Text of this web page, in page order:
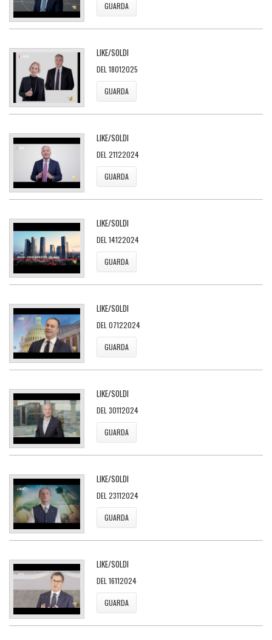
GUARDA
LIKE/SOLDI
DEL 18012025
GUARDA
LIKE/SOLDI
DEL 21122024
GUARDA
LIKE/SOLDI
DEL 14122024
GUARDA
LIKE/SOLDI
DEL 07122024
GUARDA
LIKE/SOLDI
DEL 30112024
GUARDA
LIKE/SOLDI
DEL 23112024
GUARDA
LIKE/SOLDI
DEL 16112024
GUARDA